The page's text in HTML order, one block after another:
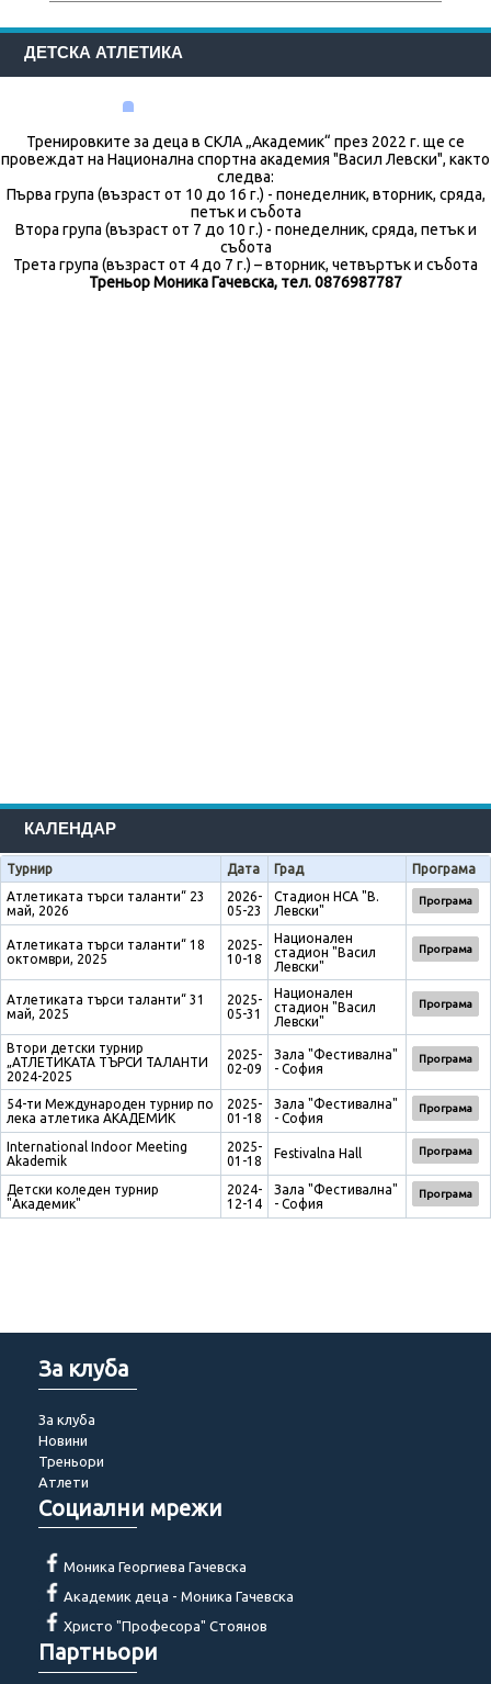
ДЕТСКА АТЛЕТИКА
Тренировките за деца в СКЛА „Академик“ през 2022 г. ще се
провеждат на Национална спортна академия "Васил Левски", както
следва:
Първа група (възраст от 10 до 16 г.) - понеделник, вторник, сряда,
петък и събота
Втора група (възраст от 7 до 10 г.) - понеделник, сряда, петък и
събота
Трета група (възраст от 4 до 7 г.) – вторник, четвъртък и събота
Треньор Моника Гачевска, тел. 0876987787
КАЛЕНДАР
Турнир Дата Град
Програма
Атлетиката търси таланти“ 23
май, 2026
2026-
05-23
Стадион НСА "В.
Левски"
Програма
Атлетиката търси таланти“ 18
октомври, 2025
2025-
10-18
Национален
стадион "Васил
Левски"
Програма
Атлетиката търси таланти“ 31
май, 2025
2025-
05-31
Национален
стадион "Васил
Левски"
Програма
Втори детски турнир
„АТЛЕТИКАТА ТЪРСИ ТАЛАНТИ
2024-2025
2025-
02-09
Зала "Фестивална"
- София
Програма
54-ти Международен турнир по
лека атлетика АКАДЕМИК
2025-
01-18
Зала "Фестивална"
- София
Програма
International Indoor Meeting
Akademik
2025-
01-18
Festivalna Hall Програма
Детски коледен турнир
"Академик"
2024-
12-14
Зала "Фестивална"
- София
Програма
За клуба
За клуба
Новини
Треньори
Атлети
Социални мрежи
Моника Георгиева Гачевска
Академик деца - Моника Гачевска
Христо "Професора" Стоянов
Партньори